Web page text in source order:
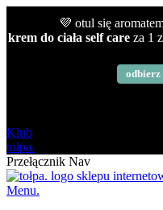
💜 otul się
krem do ciała self care za 1
odbierz
Klub
tołpa.
Przełącznik Nav
Menu.